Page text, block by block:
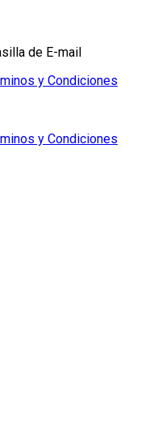
de E-mail
y Condiciones
y Condiciones